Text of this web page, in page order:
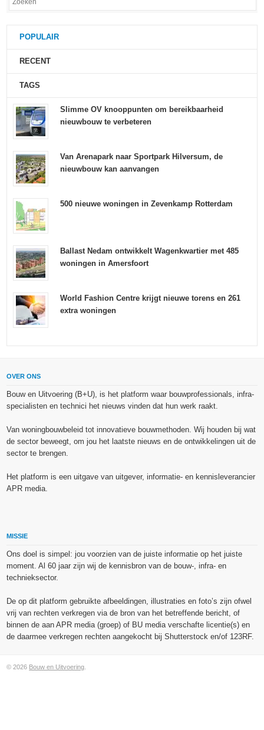
POPULAIR
RECENT
TAGS
Slimme OV knooppunten om bereikbaarheid
nieuwbouw te verbeteren
Van Arenapark naar Sportpark Hilversum, de
nieuwbouw kan aanvangen
500 nieuwe woningen in Zevenkamp Rotterdam
Ballast Nedam ontwikkelt Wagenkwartier met 485
woningen in Amersfoort
World Fashion Centre krijgt nieuwe torens en 261
extra woningen
OVER ONS
Bouw en Uitvoering (B+U), is het platform waar bouwprofessionals, infra-
specialisten en technici het nieuws vinden dat hun werk raakt.
Van woningbouwbeleid tot innovatieve bouwmethoden. Wij houden bij wat
de sector beweegt, om jou het laatste nieuws en de ontwikkelingen uit de
sector te brengen.
Het platform is een uitgave van uitgever, informatie- en kennisleverancier
APR media.
MISSIE
Ons doel is simpel: jou voorzien van de juiste informatie op het juiste
moment. Al 60 jaar zijn wij de kennisbron van de bouw-, infra- en
technieksector.
De op dit platform gebruikte afbeeldingen, illustraties en foto’s zijn ofwel
vrij van rechten verkregen via de bron van het betreffende bericht, of
binnen de aan APR media (groep) of BU media verschafte licentie(s) en
de daarmee verkregen rechten aangekocht bij Shutterstock en/of 123RF.
© 2026 Bouw en Uitvoering